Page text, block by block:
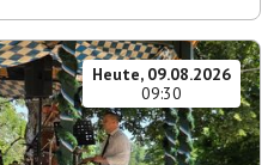
Heute, 09.08.2026
09:30